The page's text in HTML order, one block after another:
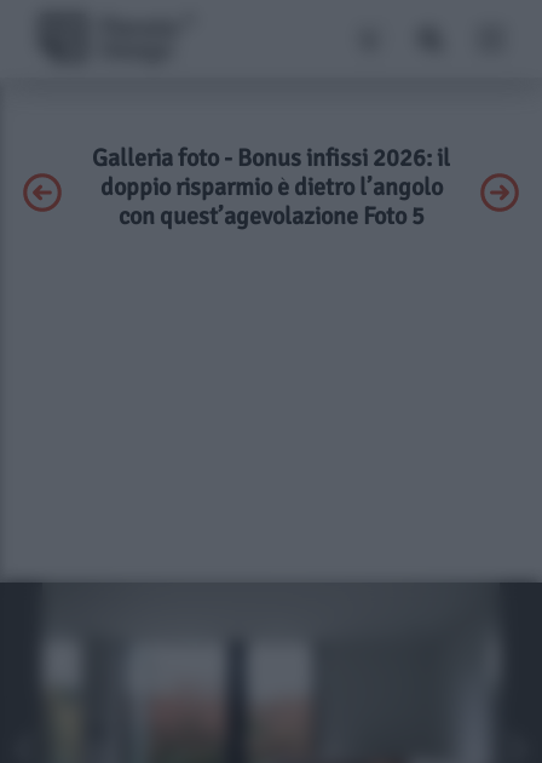
Galleria foto - Bonus infissi 2026: il
doppio risparmio è dietro l’angolo
con quest’agevolazione Foto 5